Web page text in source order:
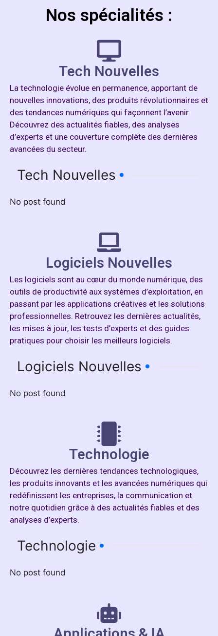
Nos spécialités :
Tech Nouvelles
La technologie évolue en permanence, apportant de
nouvelles innovations, des produits révolutionnaires et
des tendances numériques qui façonnent l’avenir.
Découvrez des actualités fiables, des analyses
d’experts et une couverture complète des dernières
avancées du secteur.
Tech Nouvelles
No post found
Logiciels Nouvelles
Les logiciels sont au cœur du monde numérique, des
outils de productivité aux systèmes d’exploitation, en
passant par les applications créatives et les solutions
professionnelles. Retrouvez les dernières actualités,
les mises à jour, les tests d’experts et des guides
pratiques pour choisir les meilleurs logiciels.
Logiciels Nouvelles
No post found
Technologie
Découvrez les dernières tendances technologiques,
les produits innovants et les avancées numériques qui
redéfinissent les entreprises, la communication et
notre quotidien grâce à des actualités fiables et des
analyses d’experts.
Technologie
No post found